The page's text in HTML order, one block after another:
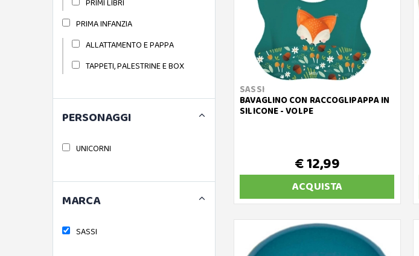
SASSI
BAVAGLINO CON RACCOGLIPAPPA IN
SILICONE - VOLPE
€ 12,99
ACQUISTA
PRIMI LIBRI
PRIMA INFANZIA
ALLATTAMENTO E PAPPA
TAPPETI, PALESTRINE E BOX
PERSONAGGI
UNICORNI
MARCA
SASSI